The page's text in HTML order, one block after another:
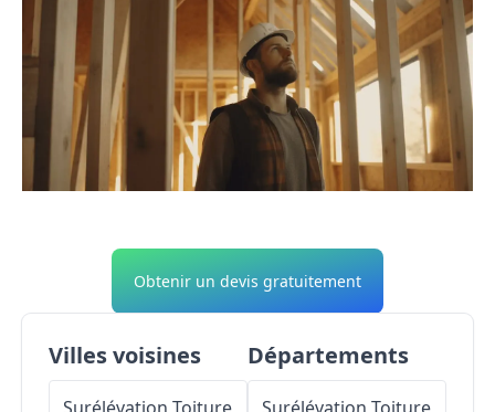
Obtenir un devis gratuitement
Villes voisines Départements